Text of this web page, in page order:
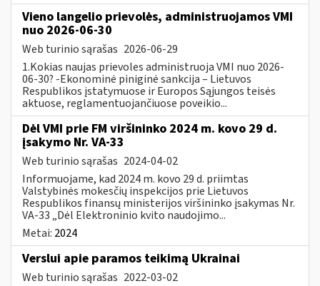
Vieno langelio prievolės, administruojamos VMI
nuo 2026-06-30
Web turinio sąrašas 2026-06-29
1.Kokias naujas prievoles administruoja VMI nuo 2026-
06-30? -Ekonominė piniginė sankcija – Lietuvos
Respublikos įstatymuose ir Europos Sąjungos teisės
aktuose, reglamentuojančiuose poveikio...
Dėl VMI prie FM viršininko 2024 m. kovo 29 d.
įsakymo Nr. VA-33
Web turinio sąrašas 2024-04-02
Informuojame, kad 2024 m. kovo 29 d. priimtas
Valstybinės mokesčių inspekcijos prie Lietuvos
Respublikos finansų ministerijos viršininko įsakymas Nr.
VA-33 „Dėl Elektroninio kvito naudojimo...
Metai: 2024
Verslui apie paramos teikimą Ukrainai
Web turinio sąrašas 2022-03-02